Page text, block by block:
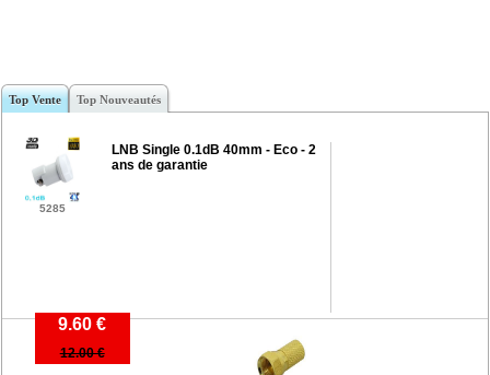
Top Vente Top Nouveautés
5285
LNB Single 0.1dB 40mm - Eco - 2
ans de garantie
9.60 €
12.00 €